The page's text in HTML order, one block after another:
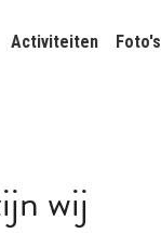
Activiteiten Foto's
wij